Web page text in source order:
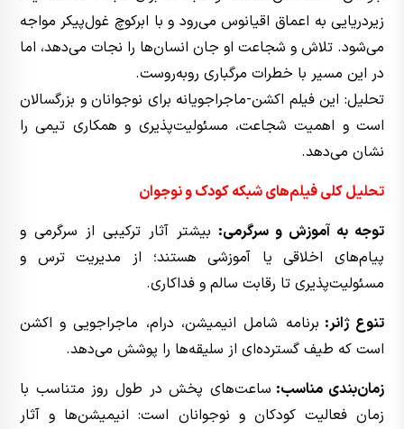
زیردریایی به اعماق اقیانوس می‌رود و با ابرکوچ غول‌پیکر مواجه
می‌شود. تلاش و شجاعت او جان انسان‌ها را نجات می‌دهد، اما
در این مسیر با خطرات مرگباری روبه‌روست.
تحلیل: این فیلم اکشن-ماجراجویانه برای نوجوانان و بزرگسالان
است و اهمیت شجاعت، مسئولیت‌پذیری و همکاری تیمی را
نشان می‌دهد.
تحلیل کلی فیلم‌های شبکه کودک و نوجوان
توجه به آموزش و سرگرمی: بیشتر آثار ترکیبی از سرگرمی و
پیام‌های اخلاقی یا آموزشی هستند؛ از مدیریت ترس و
مسئولیت‌پذیری تا رقابت سالم و فداکاری.
تنوع ژانر: برنامه شامل انیمیشن، درام، ماجراجویی و اکشن
است که طیف گسترده‌ای از سلیقه‌ها را پوشش می‌دهد.
زمان‌بندی مناسب: ساعت‌های پخش در طول روز متناسب با
زمان فعالیت کودکان و نوجوانان است: انیمیشن‌ها و آثار